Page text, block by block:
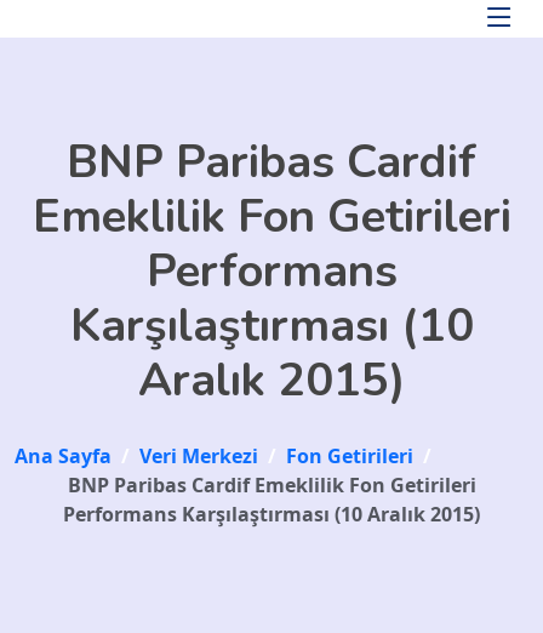
BNP Paribas Cardif
Emeklilik Fon Getirileri
Performans
Karşılaştırması (10
Aralık 2015)
Ana Sayfa / Veri Merkezi / Fon Getirileri /
BNP Paribas Cardif Emeklilik Fon Getirileri
Performans Karşılaştırması (10 Aralık 2015)